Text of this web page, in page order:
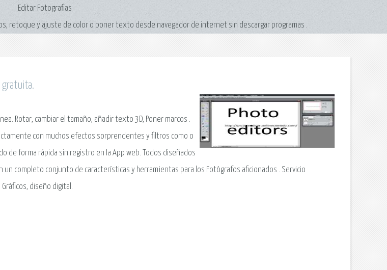
Editar Fotografias
retoque y ajuste de color o poner texto desde navegador de internet sin descargar programas .
gratuita.
Rotar, cambiar el tamaño, añadir texto 3D, Poner marcos .
con muchos efectos sorprendentes y filtros como o
de forma rápida sin registro en la App web. Todos diseñados
un completo conjunto de características y herramientas para los Fotógrafos aficionados . Servicio
diseño digital.